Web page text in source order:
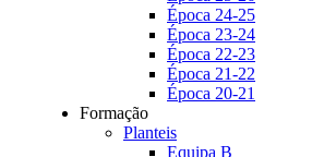
Época 24-25
Época 23-24
Época 22-23
Época 21-22
Época 20-21
Formação
Planteis
Equipa B